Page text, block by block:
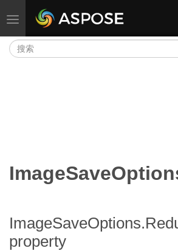
切换导航
property